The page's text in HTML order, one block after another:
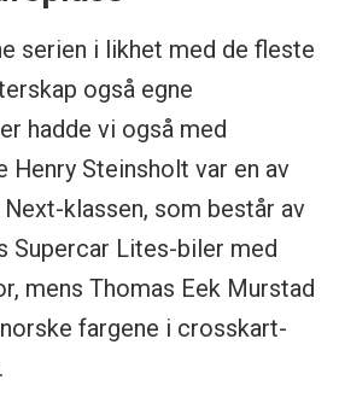
serien i likhet med de fleste
også egne
hadde vi også med
Henry Steinsholt var en av
klassen, som består av
Supercar Lites-biler med
mens Thomas Eek Murstad
fargene i crosskart-